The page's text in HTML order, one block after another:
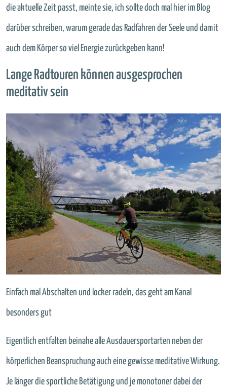
die aktuelle Zeit passt, meinte sie, ich sollte doch mal hier im Blog
darüber schreiben, warum gerade das Radfahren der Seele und damit
auch dem Körper so viel Energie zurückgeben kann!
Lange Radtouren können ausgesprochen
meditativ sein
Einfach mal Abschalten und locker radeln, das geht am Kanal
besonders gut
Eigentlich entfalten beinahe alle Ausdauersportarten neben der
körperlichen Beanspruchung auch eine gewisse meditative Wirkung.
Je länger die sportliche Betätigung und je monotoner dabei der